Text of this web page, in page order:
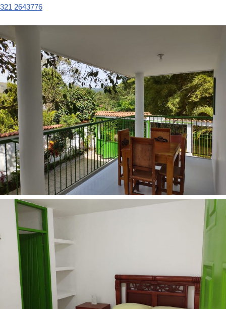
321 2643776